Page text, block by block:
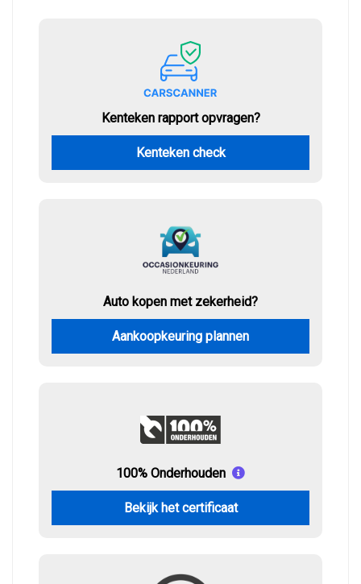
Kenteken rapport opvragen?
Kenteken check
Auto kopen met zekerheid?
Aankoopkeuring plannen
100% Onderhouden
Bekijk het certificaat